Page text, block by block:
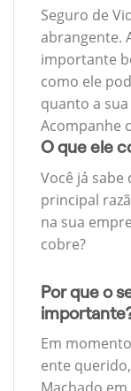
Seguro de
abrangente.
importante
como ele
quanto a
Acompanhe
O que ele
Você já sabe
principal
na sua
cobre?
Por que o
Em
ente